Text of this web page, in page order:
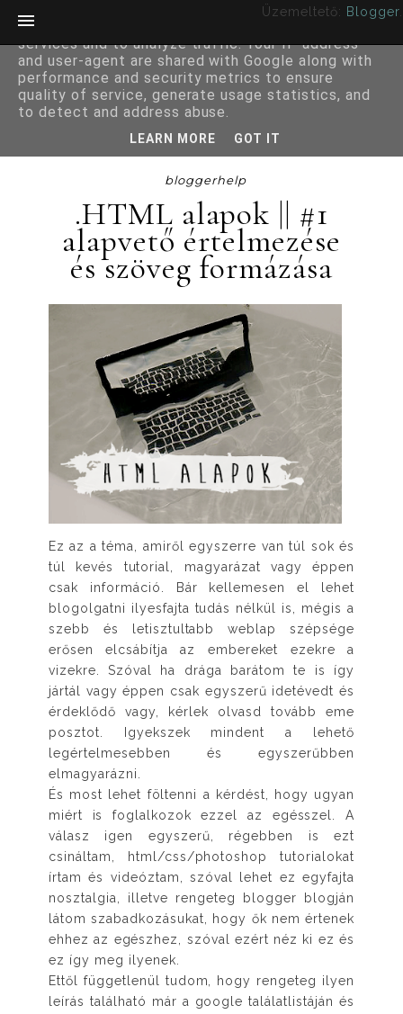
Üzemeltető: Blogger
bloggerhelp
.HTML alapok || #1
alapvető értelmezése
és szöveg formázása
Ez az a téma, amiről egyszerre van túl sok és
túl kevés tutorial, magyarázat vagy éppen
csak információ. Bár kellemesen el lehet
blogolgatni ilyesfajta tudás nélkül is, mégis a
szebb és letisztultabb weblap szépsége
erősen elcsábítja az embereket ezekre a
vizekre. Szóval ha drága barátom te is így
jártál vagy éppen csak egyszerű idetévedt és
érdeklődő vagy, kérlek olvasd tovább eme
posztot. Igyekszek mindent a lehető
legértelmesebben és egyszerűbben
elmagyarázni.
És most lehet föltenni a kérdést, hogy ugyan
miért is foglalkozok ezzel az egésszel. A
válasz igen egyszerű, régebben is ezt
csináltam, html/css/photoshop tutorialokat
írtam és videóztam, szóval lehet ez egyfajta
nosztalgia, illetve rengeteg blogger blogján
látom szabadkozásukat, hogy ők nem értenek
ehhez az egészhez, szóval ezért néz ki ez és
ez így meg ilyenek.
Ettől függetlenül tudom, hogy rengeteg ilyen
leírás található már a google találatlistáján és
This site uses cookies from Google to deliver its
services and to analyze traffic. Your IP address
and user-agent are shared with Google along with
performance and security metrics to ensure
quality of service, generate usage statistics, and
to detect and address abuse.
LEARN MORE GOT IT